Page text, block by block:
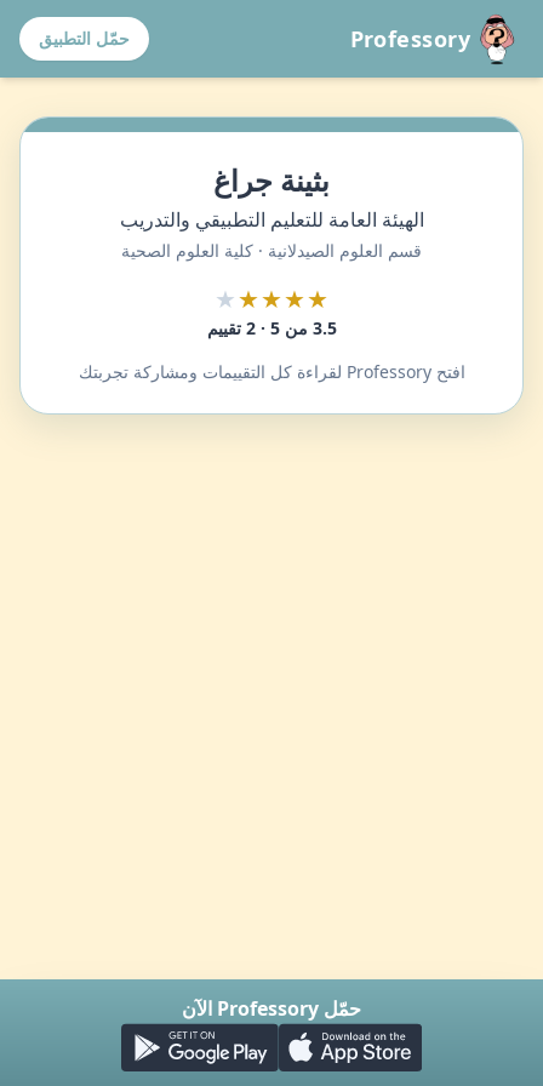
Professory حمّل التطبيق
بثينة جراغ
الهيئة العامة للتعليم التطبيقي والتدريب
قسم العلوم الصيدلانية · كلية العلوم الصحية
★★★★
★
3.5 من 5 · 2 تقييم
افتح Professory لقراءة كل التقييمات ومشاركة تجربتك
حمّل Professory الآن